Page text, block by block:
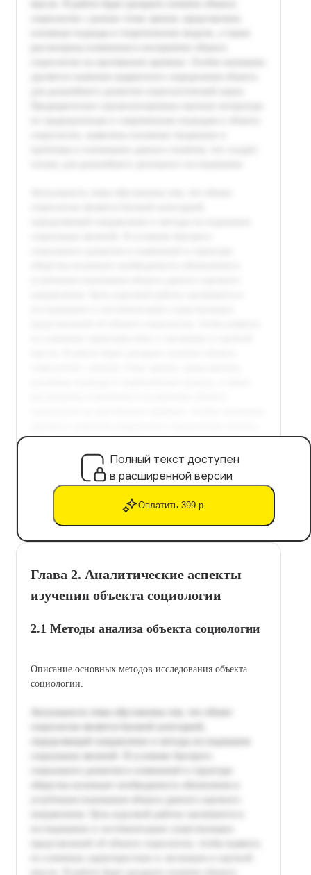
Полный текст доступен
в расширенной версии
Оплатить 399 р.
Глава 2. Аналитические аспекты
изучения объекта социологии
2.1 Методы анализа объекта социологии
Описание основных методов исследования объекта
социологии.